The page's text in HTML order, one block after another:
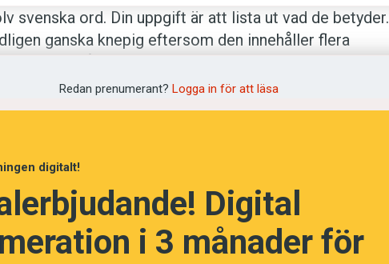
svenska ord. Din uppgift är att lista ut vad de betyder.
ganska knepig eftersom den innehåller flera
betyder? (Kviss #177)
Redan prenumerant? Logga in för att läsa
digitalt!
Digital
i 3 månader för